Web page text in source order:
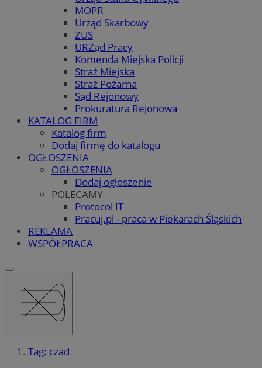
MOPR
Urząd Skarbowy
ZUS
URZąd Pracy
Komenda Miejska Policji
Straż Miejska
Straż Pożarna
Sąd Rejonowy
Prokuratura Rejonowa
KATALOG FIRM
Katalog firm
Dodaj firmę do katalogu
OGŁOSZENIA
OGŁOSZENIA
Dodaj ogłoszenie
POLECAMY
Protocol IT
Pracuj.pl - praca w Piekarach Śląskich
REKLAMA
WSPÓŁPRACA
Tag: czad